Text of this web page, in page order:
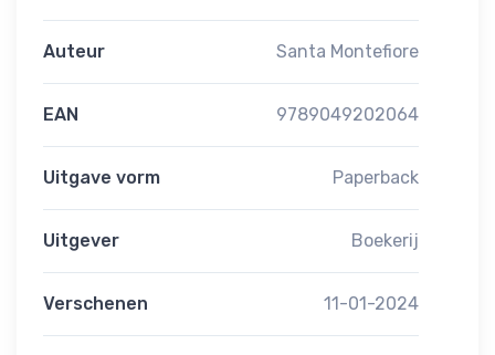
Auteur Santa Montefiore
EAN 9789049202064
Uitgave vorm Paperback
Uitgever Boekerij
Verschenen 11-01-2024